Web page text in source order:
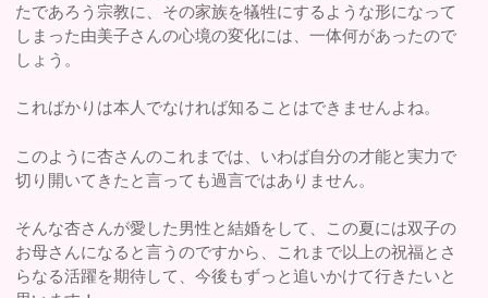
たであろう宗教に、その家族を犠牲にするような形になって
しまった由美子さんの心境の変化には、一体何があったので
しょう。
こればかりは本人でなければ知ることはできませんよね。
このように杏さんのこれまでは、いわば自分の才能と実力で
切り開いてきたと言っても過言ではありません。
そんな杏さんが愛した男性と結婚をして、この夏には双子の
お母さんになると言うのですから、これまで以上の祝福とさ
らなる活躍を期待して、今後もずっと追いかけて行きたいと